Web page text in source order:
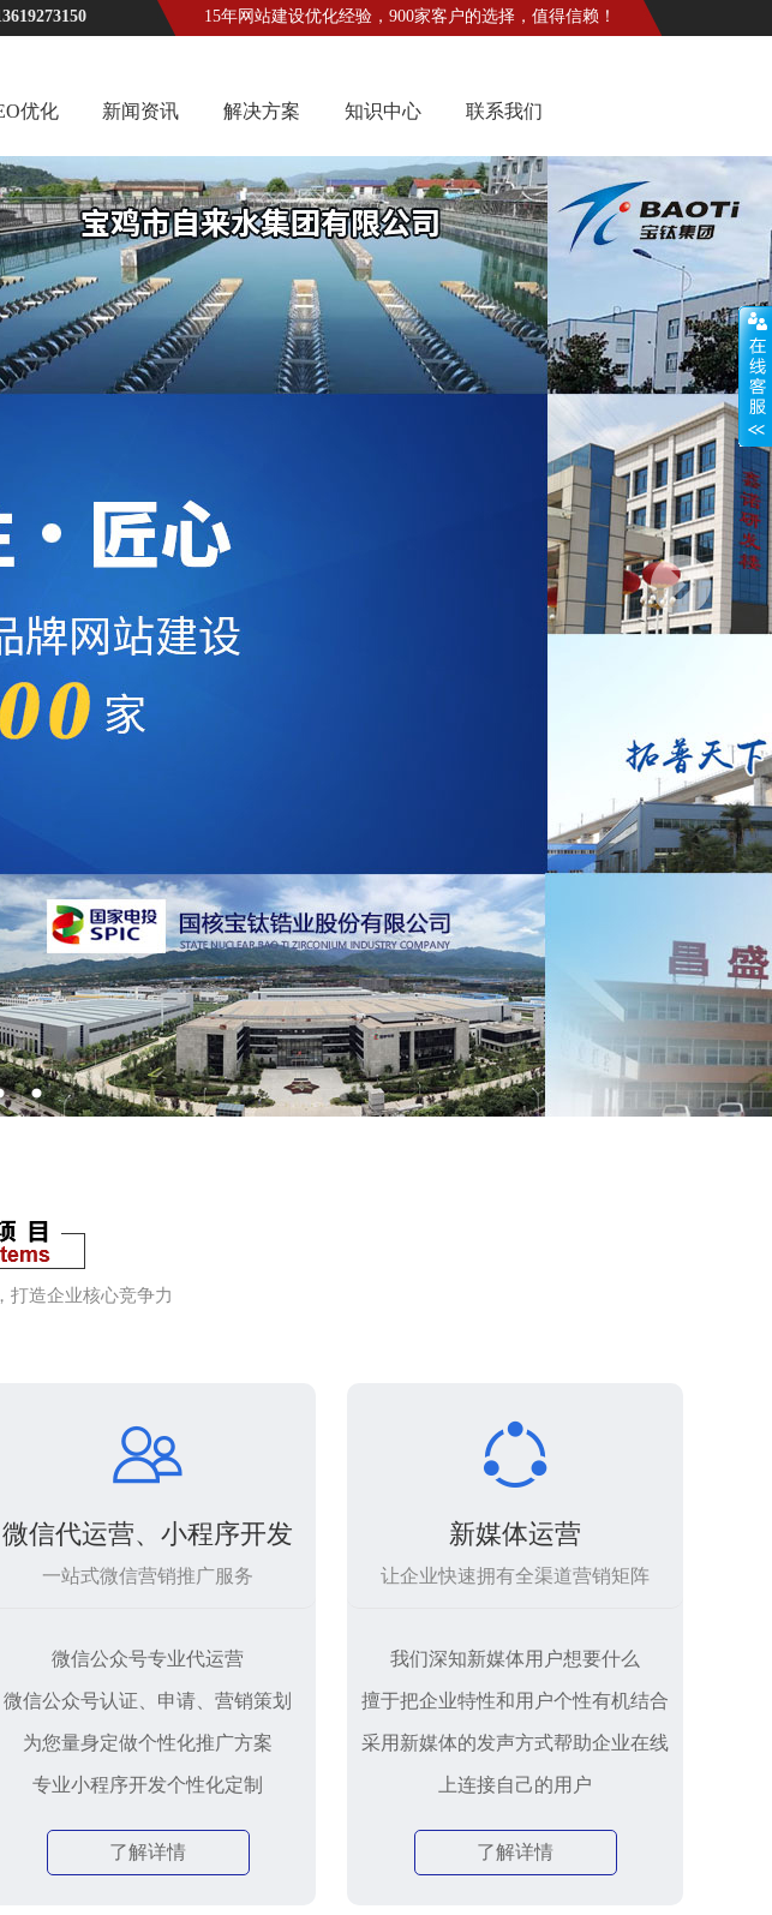
15年网站建设优化经验，900家客户的选择，值得信赖！
优化 新闻资讯 解决方案 知识中心 联系我们
4 5
打造企业核心竞争力

微信代运营、小程序开发
一站式微信营销推广服务
微信公众号专业代运营
微信公众号认证、申请、营销策划
为您量身定做个性化推广方案
专业小程序开发个性化定制
了解详情

新媒体运营
让企业快速拥有全渠道营销矩阵
我们深知新媒体用户想要什么
擅于把企业特性和用户个性有机结合
采用新媒体的发声方式帮助企业在线
上连接自己的用户
了解详情